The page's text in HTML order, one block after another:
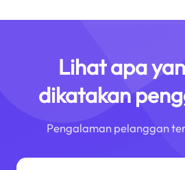
Lihat apa
dikatakan
Pengalaman pelanggan